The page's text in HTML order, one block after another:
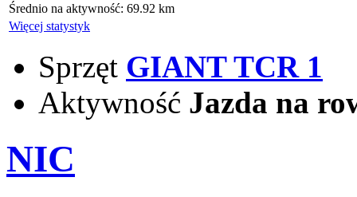
Średnio na aktywność: 69.92 km
Więcej statystyk
Sprzęt GIANT TCR 1
Aktywność Jazda na
NIC